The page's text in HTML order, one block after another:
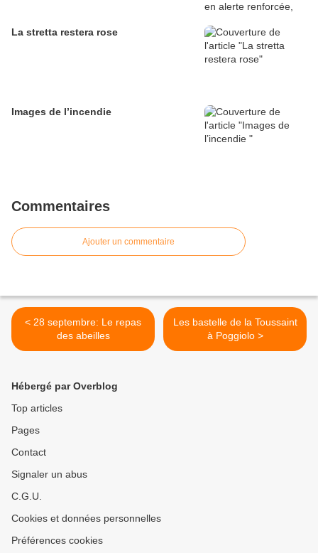
La stretta restera rose
Images de l’incendie
Commentaires
Ajouter un commentaire
< 28 septembre: Le repas
des abeilles
Les bastelle de la Toussaint
à Poggiolo >
Hébergé par Overblog
Top articles
Pages
Contact
Signaler un abus
C.G.U.
Cookies et données personnelles
Préférences cookies